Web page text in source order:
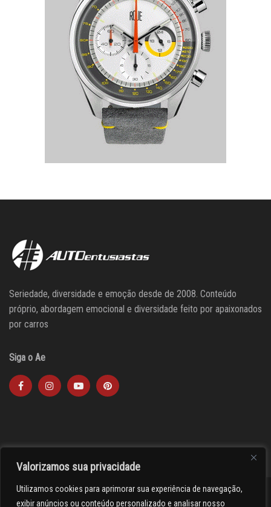
Valorizamos sua privacidade
Utilizamos cookies para aprimorar sua experiência de navegação,
exibir anúncios ou conteúdo personalizado e analisar nosso
Seriedade, diversidade e emoção desde de 2008. Conteúdo
próprio, abordagem emocional e diversidade feito por apaixonados
por carros
Siga o Ae
><(((º> 17